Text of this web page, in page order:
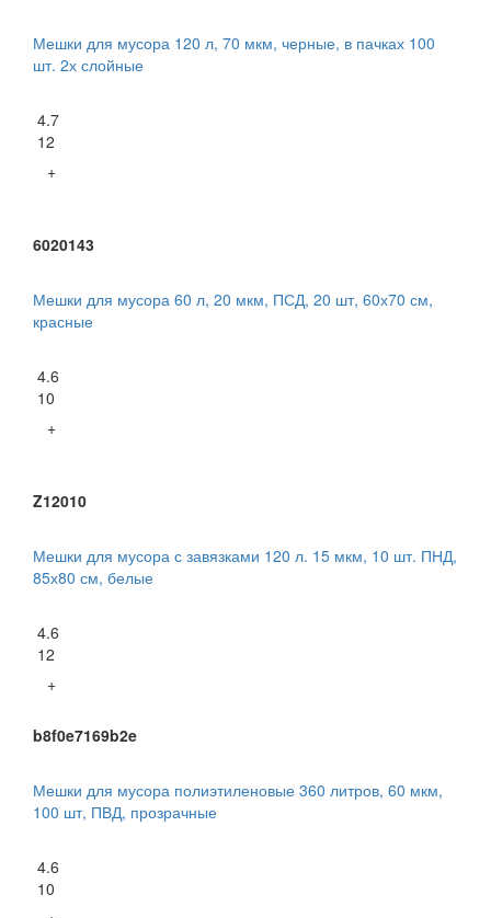
Мешки для мусора 120 л, 70 мкм, черные, в пачках 100
шт. 2х слойные
4.7
12
+
6020143
Мешки для мусора 60 л, 20 мкм, ПСД, 20 шт, 60х70 см,
красные
4.6
10
+
Z12010
Мешки для мусора с завязками 120 л. 15 мкм, 10 шт. ПНД,
85х80 см, белые
4.6
12
+
b8f0e7169b2e
Мешки для мусора полиэтиленовые 360 литров, 60 мкм,
100 шт, ПВД, прозрачные
4.6
10